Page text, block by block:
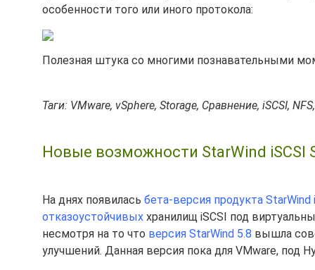
особенности того или иного протокола:
Полезная штука со многими познавательными
Таги: VMware, vSphere, Storage, Сравнение, iSCSI,
Новые возможности StarWind iSCSI
На днях появилась бета-версия продукта StarWind
отказоустойчивых хранилищ iSCSI под
несмотря на то что версия StarWind 5.8 вышла
улучшений. Данная версия пока для VMware, под